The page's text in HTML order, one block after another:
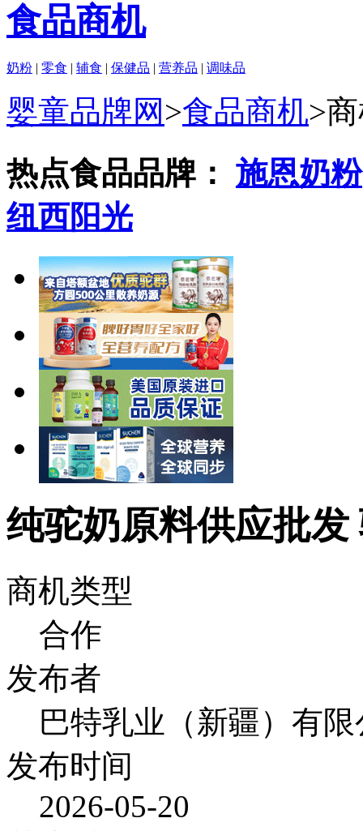
食品商机
奶粉 | 零食 | 辅食 | 保健品 | 营养品 | 调味品
婴童品牌网 >食品商机>
热点食品品牌： 施恩奶粉
纽西阳光
纯驼奶原料供应批发
商机类型
合作
发布者
巴特乳业（新疆）有
发布时间
2026-05-20